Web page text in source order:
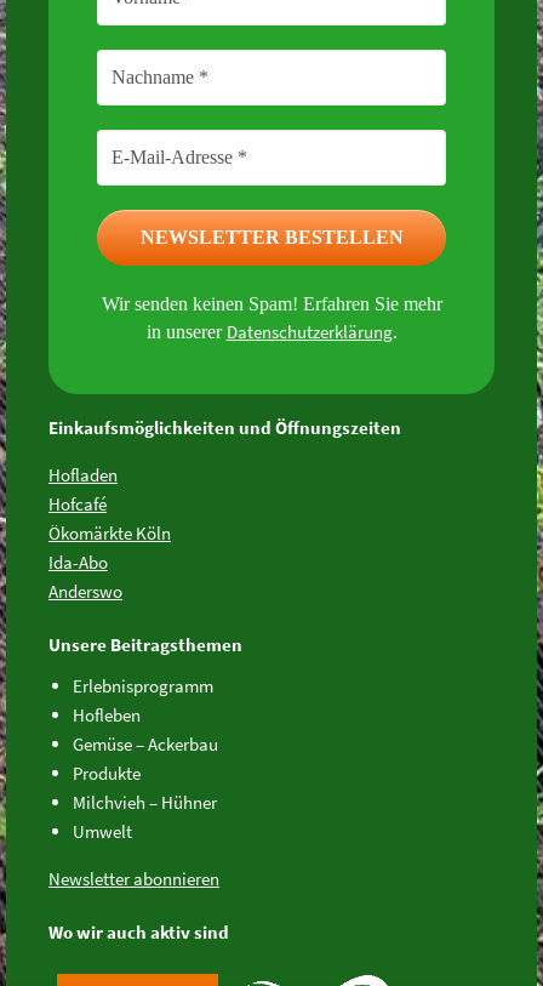
Wir senden keinen Spam! Erfahren Sie mehr
in unserer Datenschutzerklärung.
Einkaufsmöglichkeiten und Öffnungszeiten
Hofladen
Hofcafé
Ökomärkte Köln
Ida-Abo
Anderswo
Unsere Beitragsthemen
Erlebnisprogramm
Hofleben
Gemüse – Ackerbau
Produkte
Milchvieh – Hühner
Umwelt
Newsletter abonnieren
Wo wir auch aktiv sind